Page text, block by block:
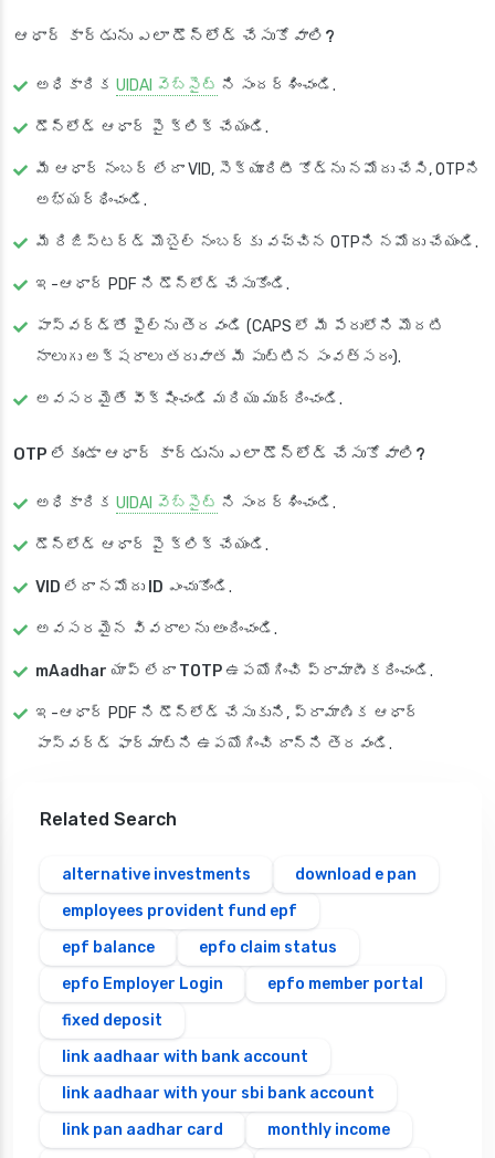
ఆధార్ కార్డును ఎలా డౌన్‌లోడ్ చేసుకోవాలి?
అధికారిక UIDAI వెబ్‌సైట్ ని సందర్శించండి.
డౌన్‌లోడ్ ఆధార్ పై క్లిక్ చేయండి.
మీ ఆధార్ నంబర్ లేదా VID, సెక్యూరిటీ కోడ్‌ను నమోదు చేసి, OTPని
అభ్యర్థించండి.
మీ రిజిస్టర్డ్ మొబైల్ నంబర్‌కు వచ్చిన OTPని నమోదు చేయండి.
ఇ-ఆధార్ PDF ని డౌన్‌లోడ్ చేసుకోండి.
పాస్‌వర్డ్‌తో ఫైల్‌ను తెరవండి (CAPS లో మీ పేరులోని మొదటి
నాలుగు అక్షరాలు తరువాత మీ పుట్టిన సంవత్సరం).
అవసరమైతే వీక్షించండి మరియు ముద్రించండి.
OTP లేకుండా ఆధార్ కార్డును ఎలా డౌన్‌లోడ్ చేసుకోవాలి?
అధికారిక UIDAI వెబ్‌సైట్ ని సందర్శించండి.
డౌన్‌లోడ్ ఆధార్ పై క్లిక్ చేయండి.
VID లేదా నమోదు ID ఎంచుకోండి.
అవసరమైన వివరాలను అందించండి.
mAadhar యాప్ లేదా TOTPఉపయోగించి ప్రామాణీకరించండి.
ఇ-ఆధార్ PDF ని డౌన్‌లోడ్ చేసుకుని, ప్రామాణిక ఆధార్
పాస్‌వర్డ్ ఫార్మాట్‌ని ఉపయోగించి దాన్ని తెరవండి.
Related Search
alternative investments
download e pan
employees provident fund epf
epf balance
epfo claim status
epfo Employer Login
epfo member portal
fixed deposit
link aadhaar with bank account
link aadhaar with your sbi bank account
link pan aadhar card
monthly income